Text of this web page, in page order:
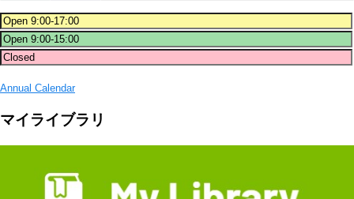
Annual Calendar
マイライブラリ